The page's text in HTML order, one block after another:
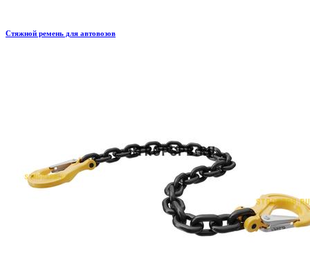
Стяжной ремень для автовозов